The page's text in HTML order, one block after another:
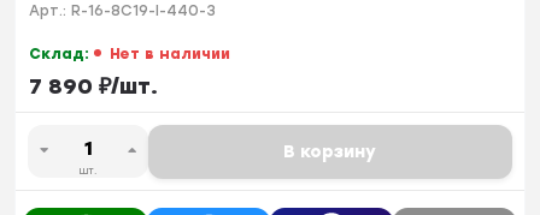
Арт.: R-16-8C19-I-440-3
Склад: Нет в наличии
7 890 ₽/шт.
шт.
В корзину